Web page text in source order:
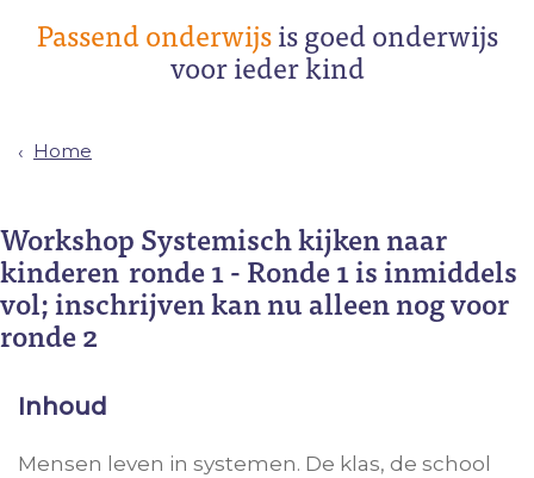
Passend onderwijsis goed onderwijs
voor ieder kind
Home
Workshop Systemisch kijken naar
kinderen ronde 1 - Ronde 1 is inmiddels
vol; inschrijven kan nu alleen nog voor
ronde 2
Inhoud
Mensen leven in systemen. De klas, de school